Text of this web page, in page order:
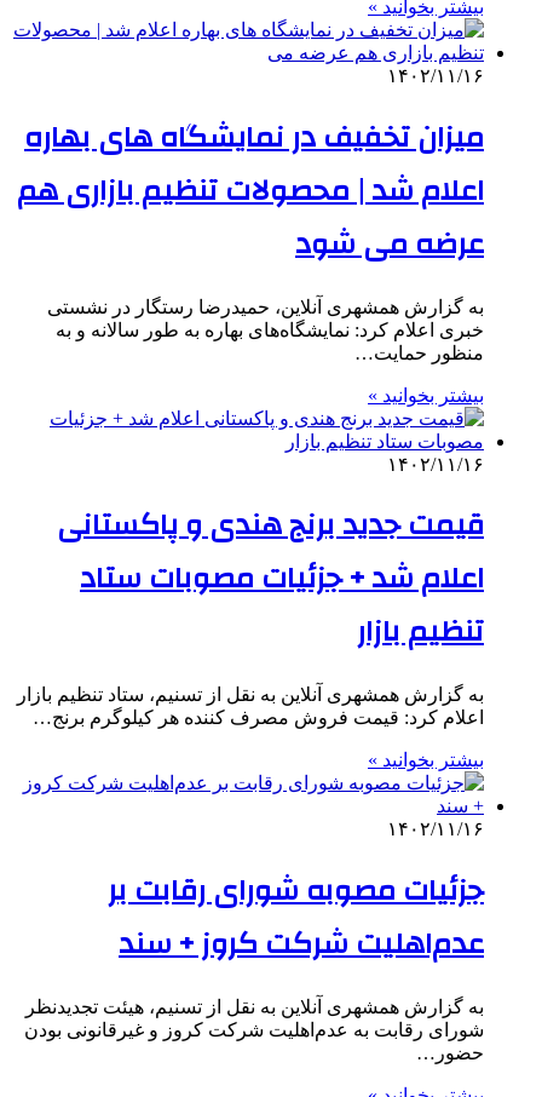
بیشتر بخوانید »
۱۴۰۲/۱۱/۱۶
میزان تخفیف در نمایشگاه‌ های بهاره
اعلام شد | محصولات تنظیم بازاری هم
عرضه می شود
به گزارش همشهری آنلاین، حمیدرضا رستگار در نشستی
خبری اعلام کرد: نمایشگاه‌های بهاره به طور سالانه و به
منظور حمایت…
بیشتر بخوانید »
۱۴۰۲/۱۱/۱۶
قیمت جدید برنج هندی و پاکستانی
اعلام شد + جزئیات مصوبات ستاد
تنظیم بازار
به گزارش همشهری آنلاین به نقل از تسنیم، ستاد تنظیم بازار
اعلام کرد: قیمت فروش مصرف کننده هر کیلوگرم برنج…
بیشتر بخوانید »
۱۴۰۲/۱۱/۱۶
جزئیات مصوبه شورای رقابت بر
عدم‌اهلیت شرکت کروز + سند
به گزارش همشهری آنلاین به نقل از تسنیم، هیئت تجدیدنظر
شورای رقابت به عدم‌اهلیت شرکت کروز و غیرقانونی بودن
حضور…